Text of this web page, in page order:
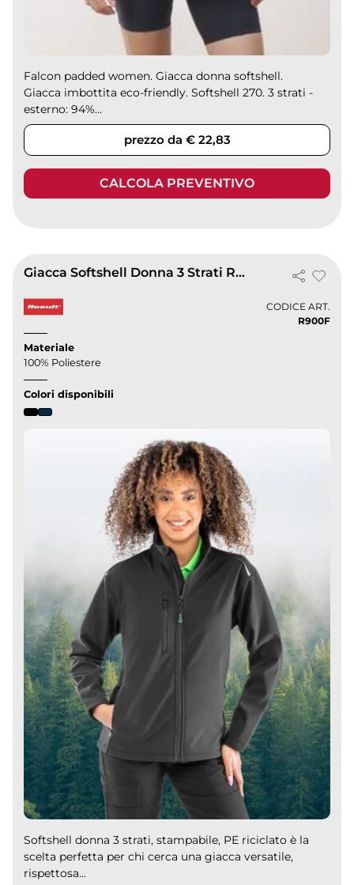
Falcon padded women. Giacca donna softshell.
Giacca imbottita eco-friendly. Softshell 270. 3 strati -
esterno: 94%...
prezzo da € 22,83
CALCOLA PREVENTIVO
Giacca Softshell Donna 3 Strati Riciclata Antipioggia
CODICE ART.
R900F
Materiale
100% Poliestere
Colori disponibili
Softshell donna 3 strati, stampabile, PE riciclato è la
scelta perfetta per chi cerca una giacca versatile,
rispettosa...